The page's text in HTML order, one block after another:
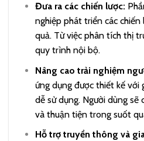
Đưa ra các chiến lược:
nghiệp phát triển các chiến
quả. Từ việc phân tích thị
quy trình nội bộ.
Nâng cao trải nghiệm
ứng dụng được thiết kế với
dễ sử dụng. Người dùng
và thuận tiện trong suốt
Hỗ trợ truyền thông và